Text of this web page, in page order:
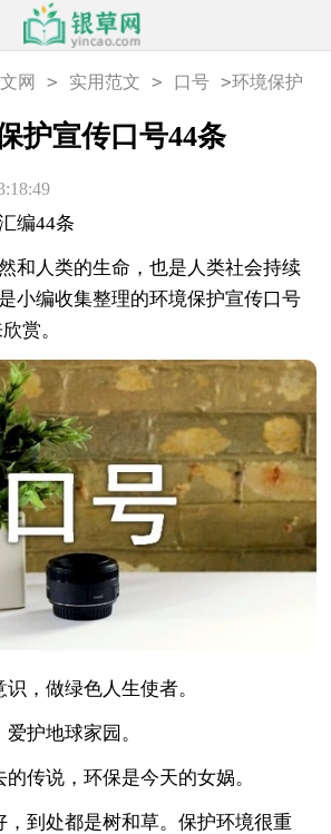
网 > 实用范文 > 口号 >环境保护
护宣传口号44条
编44条
人类的生命，也是人类社会持续
小编收集整理的环境保护宣传口号
赏。
，做绿色人生使者。
护地球家园。
传说，环保是今天的女娲。
，到处都是树和草。保护环境很重